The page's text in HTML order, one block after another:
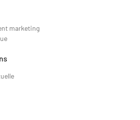
marketing